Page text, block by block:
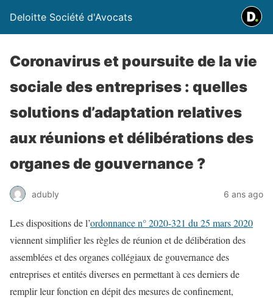
Deloitte Société d'Avocats
Coronavirus et poursuite de la vie
sociale des entreprises : quelles
solutions d’adaptation relatives
aux réunions et délibérations des
organes de gouvernance ?
adubly 6 ans ago
Les dispositions de l’ordonnance n° 2020-321 du 25 mars 2020
viennent simplifier les règles de réunion et de délibération des
assemblées et des organes collégiaux de gouvernance des
entreprises et entités diverses en permettant à ces derniers de
remplir leur fonction en dépit des mesures de confinement,